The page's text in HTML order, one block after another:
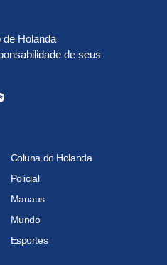
de Holanda
de seus
Coluna do Holanda
Policial
Manaus
Mundo
Esportes